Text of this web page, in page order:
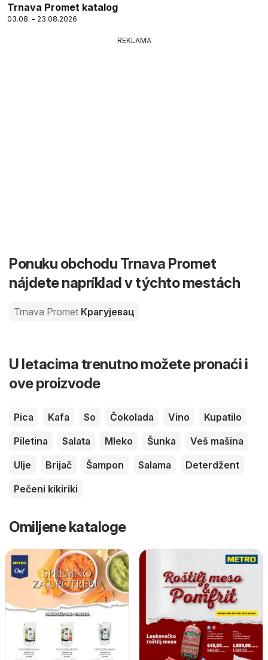
Trnava Promet katalog
03.08. - 23.08.2026
REKLAMA
Ponuku obchodu Trnava Promet
nájdete napríklad v týchto mestách
Trnava Promet Крагујевац
U letacima trenutno možete pronaći i
ove proizvode
Pica Kafa So Čokolada Vino
Kupatilo
Piletina
Salata Mleko Šunka
Veš mašina
Ulje
Brijač Šampon Salama
Deterdžent
Pečeni kikiriki
Omiljene kataloge